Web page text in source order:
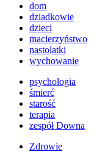
dom
dziadkowie
dzieci
macierzyństwo
nastolatki
wychowanie
psychologia
śmierć
starość
terapia
zespół Downa
Zdrowie